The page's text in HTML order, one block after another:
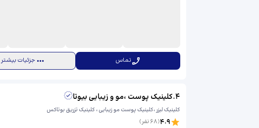
تماس جزئیات بیشتر
4
.كلينيک پوست ،مو و زیبایی بيوتا
کلینیک لیزر ،کلینیک پوست مو زیبایی ، کلینیک تزریق بوتاکس
4.9
(
68 نفر)